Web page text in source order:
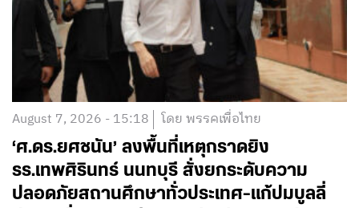
August 7, 2026 - 15:18 โดย พรรคเพื่อไทย
‘ศ.ดร.ยศชนัน’ ลงพื้นที่เหตุกราดยิง
รร.เทพศิรินทร์ นนทบุรี สั่งยกระดับความ
ปลอดภัยสถานศึกษาทั่วประเทศ-แก้ปมบูลลี่